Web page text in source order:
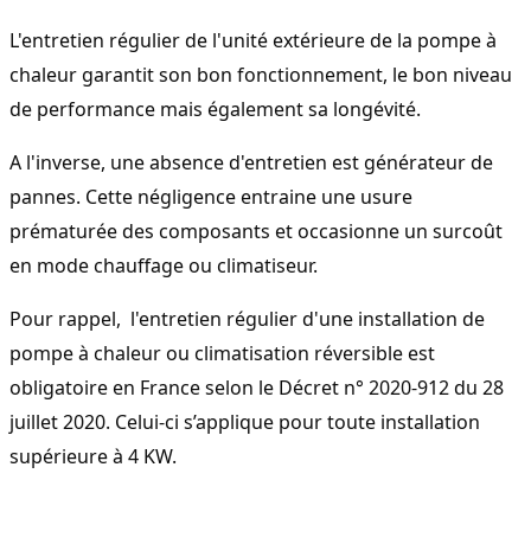
L'entretien régulier de l'unité extérieure de la pompe à
chaleur garantit son bon fonctionnement, le bon niveau
de performance mais également sa longévité.
A l'inverse, une absence d'entretien est générateur de
pannes. Cette négligence entraine une usure
prématurée des composants et occasionne un surcoût
en mode chauffage ou climatiseur.
Pour rappel,  l'entretien régulier d'une installation de
pompe à chaleur ou climatisation réversible est
obligatoire en France selon le Décret n° 2020-912 du 28
juillet 2020. Celui-ci s’applique pour toute installation
supérieure à 4 KW.